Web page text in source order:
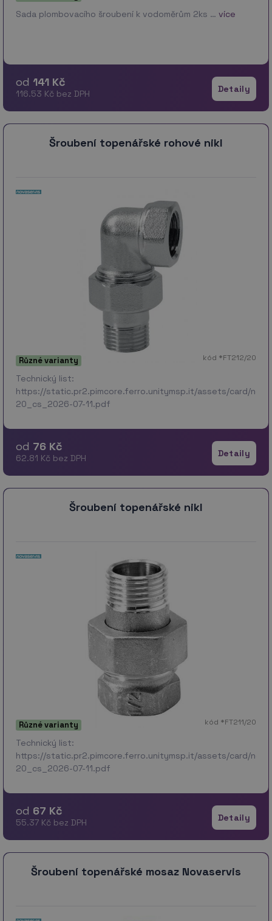
Sada plombovacího šroubení k vodoměrům 2ks … více
Detaily
od 141 Kč
116.53 Kč bez DPH
Šroubení topenářské rohové nikl
kód *FT212/20
Různé varianty
Technický list:
https://static.pr2.pimcore.ferro.unitymsp.it/assets/card/
20_cs_2026-07-11.pdf
Detaily
od 76 Kč
62.81 Kč bez DPH
Šroubení topenářské nikl
kód *FT211/20
Různé varianty
Technický list:
https://static.pr2.pimcore.ferro.unitymsp.it/assets/card/
20_cs_2026-07-11.pdf
Detaily
od 67 Kč
55.37 Kč bez DPH
Šroubení topenářské mosaz Novaservis